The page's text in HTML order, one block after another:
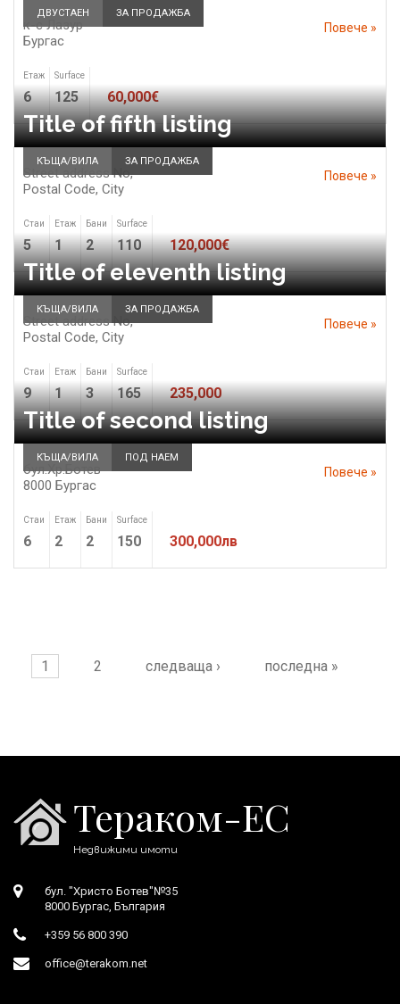
ДВУСТАЕН ЗА ПРОДАЖБА
к-с Лазур
Бургас
Повече »
Етаж
6
Surface
125 60,000€
КЪЩА/ВИЛА ЗА ПРОДАЖБА
Title of fifth listing
Street address No,
Postal Code, City
Повече »
Стаи
5
Етаж
1
Бани
2
Surface
110 120,000€
КЪЩА/ВИЛА ЗА ПРОДАЖБА
Title of eleventh listing
Street address No,
Postal Code, City
Повече »
Стаи
9
Етаж
1
Бани
3
Surface
165 235,000
КЪЩА/ВИЛА ПОД НАЕМ
Title of second listing
бул.Хр.Ботев
8000 Бургас
Повече »
Стаи
6
Етаж
2
Бани
2
Surface
150 300,000лв
1 2 следваща › последна »
Тераком-ЕС
Недвижими имоти
бул. "Христо Ботев"№35
8000 Бургас, България
+359 56 800 390
office@terakom.net